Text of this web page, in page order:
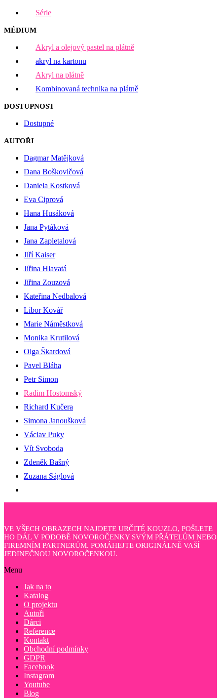
Série
MÉDIUM
Akryl a olejový pastel na plátně
akryl na kartonu
Akryl na plátně
Kombinovaná technika na plátně
DOSTUPNOST
Dostupné
AUTOŘI
Dagmar Matějková
Dana Boškovičová
Daniela Kostková
Eva Ciprová
Hana Husáková
Jana Pytáková
Jana Zapletalová
Jiří Kaiser
Jiřina Hlavatá
Jiřina Zouzová
Kateřina Nedbalová
Libor Kovář
Marie Náměstková
Monika Krutilová
Olga Škardová
Pavel Bláha
Petr Simon
Radim Hostomský
Richard Kučera
Simona Janoušková
Václav Puky
Vít Svoboda
Zdeněk Bašný
Zuzana Ságlová
VE VŠECH OBRAZECH NAJDETE URČITÉ KOUZLO, POŠLETE
HO DÁL V PODOBĚ NOVOROČENKY SVÝM PŘÁTELŮM NEBO
FIREMNÍM PARTNERŮM. POMÁHEJTE ORIGINÁLNĚ VAŠÍ
JEDINEČNOU NOVOROČENKOU.
Menu
Jak na to
Katalog
O projektu
Autoři
Dárci
Reference
Kontakt
Obchodní podmínky
GDPR
Facebook
Instagram
Youtube
Blog